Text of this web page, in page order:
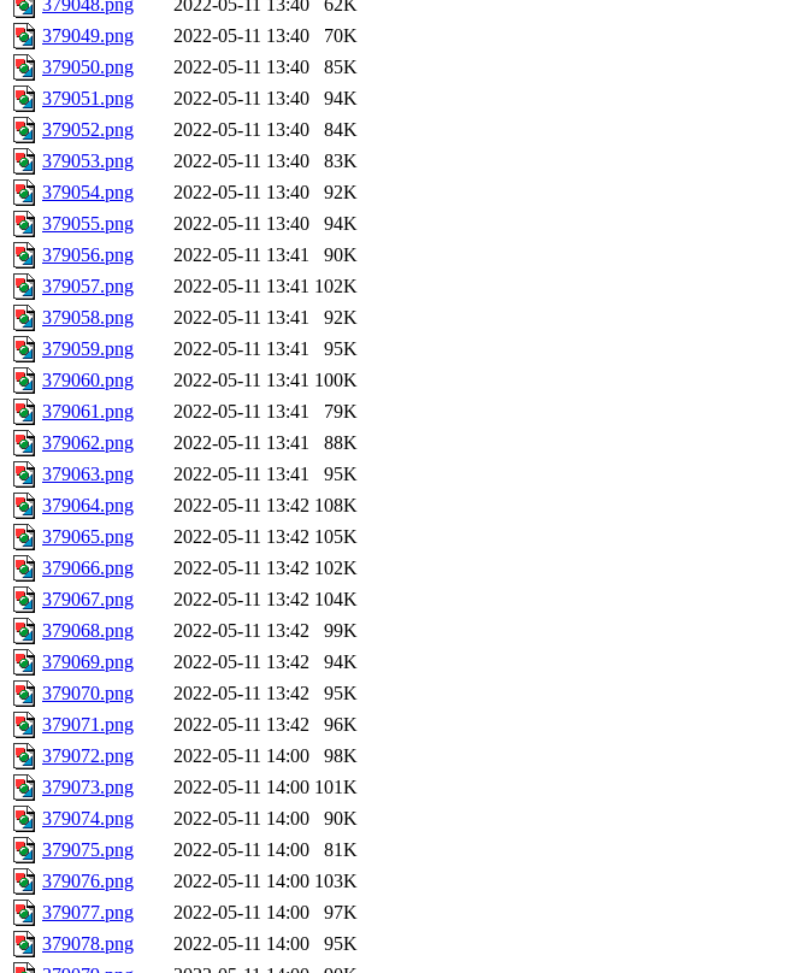
379048.png
2022-05-11 13:40
62K
379049.png
2022-05-11 13:40
70K
379050.png
2022-05-11 13:40
85K
379051.png
2022-05-11 13:40
94K
379052.png
2022-05-11 13:40
84K
379053.png
2022-05-11 13:40
83K
379054.png
2022-05-11 13:40
92K
379055.png
2022-05-11 13:40
94K
379056.png
2022-05-11 13:41
90K
379057.png
2022-05-11 13:41 102K
379058.png
2022-05-11 13:41
92K
379059.png
2022-05-11 13:41
95K
379060.png
2022-05-11 13:41 100K
379061.png
2022-05-11 13:41
79K
379062.png
2022-05-11 13:41
88K
379063.png
2022-05-11 13:41
95K
379064.png
2022-05-11 13:42 108K
379065.png
2022-05-11 13:42 105K
379066.png
2022-05-11 13:42 102K
379067.png
2022-05-11 13:42 104K
379068.png
2022-05-11 13:42
99K
379069.png
2022-05-11 13:42
94K
379070.png
2022-05-11 13:42
95K
379071.png
2022-05-11 13:42
96K
379072.png
2022-05-11 14:00
98K
379073.png
2022-05-11 14:00 101K
379074.png
2022-05-11 14:00
90K
379075.png
2022-05-11 14:00
81K
379076.png
2022-05-11 14:00 103K
379077.png
2022-05-11 14:00
97K
379078.png
2022-05-11 14:00
95K